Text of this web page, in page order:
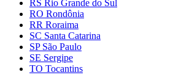
RS Rio Grande do Sul
RO Rondônia
RR Roraima
SC Santa Catarina
SP São Paulo
SE Sergipe
TO Tocantins